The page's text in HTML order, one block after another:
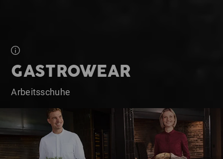
GASTROWEAR
Arbeitsschuhe